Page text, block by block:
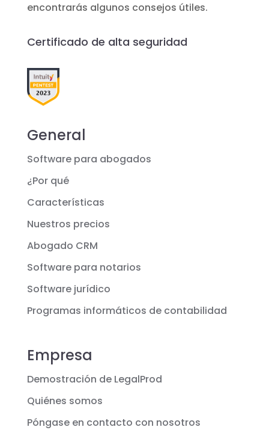
encontrarás algunos consejos útiles.
Certificado de alta seguridad
General
Software para abogados
¿Por qué
Características
Nuestros precios
Abogado CRM
Software para notarios
Software jurídico
Programas informáticos de contabilidad
Empresa
Demostración de LegalProd
Quiénes somos
Póngase en contacto con nosotros